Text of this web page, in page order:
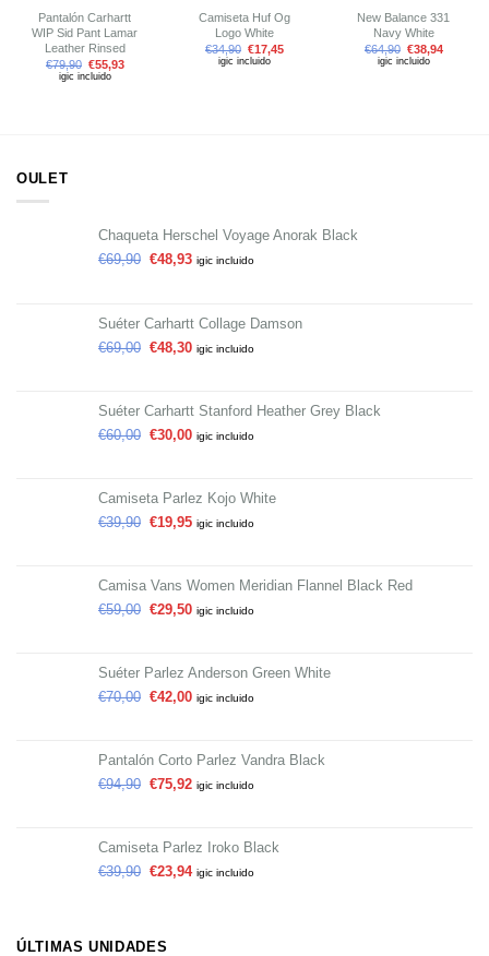
Pantalón Carhartt
WIP Sid Pant Lamar
Leather Rinsed
€79,90 €55,93
igic incluido
Camiseta Huf Og
Logo White
€34,90 €17,45
igic incluido
New Balance 331
Navy White
€64,90 €38,94
igic incluido
OULET
Chaqueta Herschel Voyage Anorak Black
€69,90 €48,93 igic incluido
Suéter Carhartt Collage Damson
€69,00 €48,30 igic incluido
Suéter Carhartt Stanford Heather Grey Black
€60,00 €30,00 igic incluido
Camiseta Parlez Kojo White
€39,90 €19,95 igic incluido
Camisa Vans Women Meridian Flannel Black Red
€59,00 €29,50 igic incluido
Suéter Parlez Anderson Green White
€70,00 €42,00 igic incluido
Pantalón Corto Parlez Vandra Black
€94,90 €75,92 igic incluido
Camiseta Parlez Iroko Black
€39,90 €23,94 igic incluido
ÚLTIMAS UNIDADES